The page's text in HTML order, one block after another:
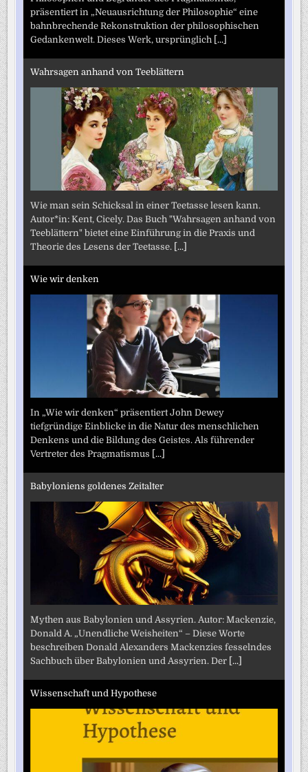
präsentiert in „Neuausrichtung der Philosophie“ eine
bahnbrechende Rekonstruktion der philosophischen
Gedankenwelt. Dieses Werk, ursprünglich [...]
Wahrsagen anhand von Teeblättern
Wie man sein Schicksal in einer Teetasse lesen kann.
Autor*in: Kent, Cicely. Das Buch "Wahrsagen anhand von
Teeblättern" bietet eine Einführung in die Praxis und
Theorie des Lesens der Teetasse. [...]
Wie wir denken
In „Wie wir denken“ präsentiert John Dewey
tiefgründige Einblicke in die Natur des menschlichen
Denkens und die Bildung des Geistes. Als führender
Vertreter des Pragmatismus [...]
Babyloniens goldenes Zeitalter
Mythen aus Babylonien und Assyrien. Autor: Mackenzie,
Donald A. „Unendliche Weisheiten“ – Diese Worte
beschreiben Donald Alexanders Mackenzies fesselndes
Sachbuch über Babylonien und Assyrien. Der [...]
Wissenschaft und Hypothese